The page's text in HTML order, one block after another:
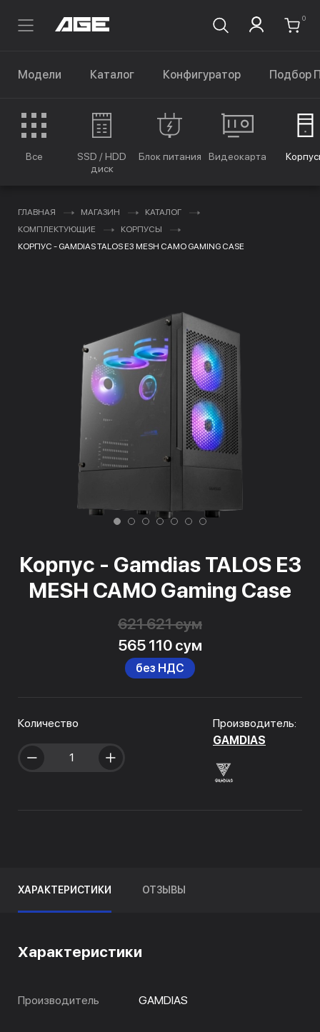
0
Модели Каталог Конфигуратор Подбор
Все
SSD / HDD
диск
Блок питания Видеокарта
ГЛАВНАЯ МАГАЗИН
КАТАЛОГ
КОМПЛЕКТУЮЩИЕ
КОРПУСЫ
КОРПУС - GAMDIAS TALOS E3 MESH CAMO GAMING CASE
Корпус - Gamdias TALOS E3
MESH CAMO Gaming Case
621 621 сум
565 110 сум
без НДС
Количество
Производитель:
GAMDIAS
ХАРАКТЕРИСТИКИ ОТЗЫВЫ
Характеристики
Производитель GAMDIAS